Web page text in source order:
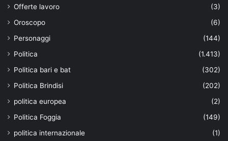
Offerte lavoro
(3)
Oroscopo
(6)
Personaggi
(144)
Politica
(1.413)
Politica bari e bat
(302)
Politica Brindisi
(202)
politica europea
(2)
Politica Foggia
(149)
politica internazionale
(1)